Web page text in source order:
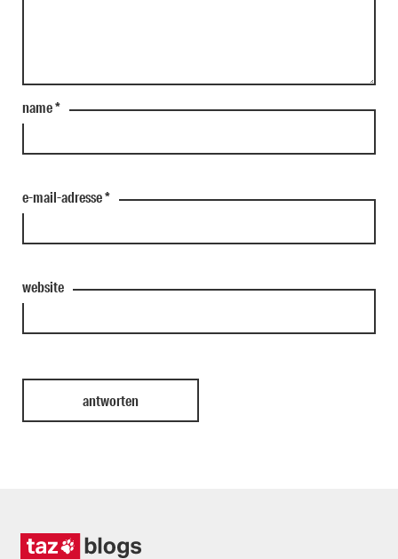
name*
e-mail-adresse*
website